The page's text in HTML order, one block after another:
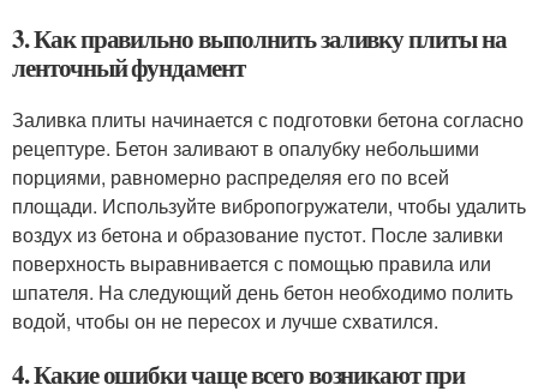
3. Как правильно выполнить заливку плиты на
ленточный фундамент
Заливка плиты начинается с подготовки бетона согласно
рецептуре. Бетон заливают в опалубку небольшими
порциями, равномерно распределяя его по всей
площади. Используйте вибропогружатели, чтобы удалить
воздух из бетона и образование пустот. После заливки
поверхность выравнивается с помощью правила или
шпателя. На следующий день бетон необходимо полить
водой, чтобы он не пересох и лучше схватился.
4. Какие ошибки чаще всего возникают при